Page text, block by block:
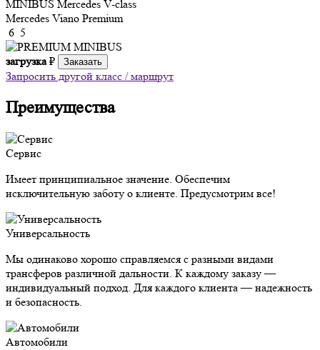
MINIBUS Mercedes V-class
Mercedes Viano Premium
6 5
загрузка₽ Заказать
Запросить другой класс / маршрут
Преимущества
Сервис
Имеет принципиальное значение. Обеспечим
исключительную заботу о клиенте. Предусмотрим все!
Универсальность
Мы одинаково хорошо справляемся с разными видами
трансферов различной дальности. К каждому заказу —
индивидуальный подход. Для каждого клиента — надежность
и безопасность.
Автомобили